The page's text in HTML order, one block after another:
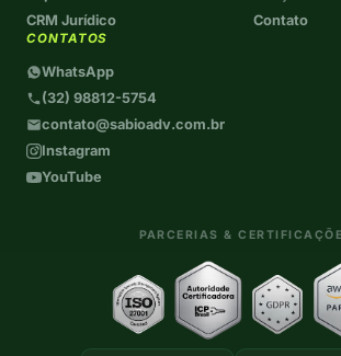
PARCERIAS &
CRM Jurídico
Contato
CONTATOS
WhatsApp
(32) 98812-5754
contato@sabioadv.com.br
Instagram
YouTube